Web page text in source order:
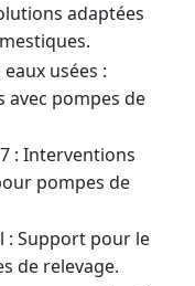
adaptées
usées :
avec pompes de
: Interventions
pompes de
: Support pour le
de relevage.